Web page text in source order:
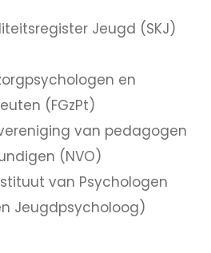
Jeugd (SKJ)
en
(FGzPt)
van pedagogen
(NVO)
van Psychologen
Jeugdpsycholoog)